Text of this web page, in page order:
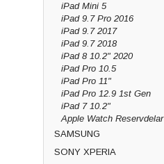
iPad Mini 5
iPad 9.7 Pro 2016
iPad 9.7 2017
iPad 9.7 2018
iPad 8 10.2" 2020
iPad Pro 10.5
iPad Pro 11"
iPad Pro 12.9 1st Gen
iPad 7 10.2"
Apple Watch Reservdelar
SAMSUNG
SONY XPERIA